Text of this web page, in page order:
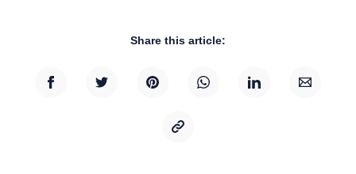
Share this article: